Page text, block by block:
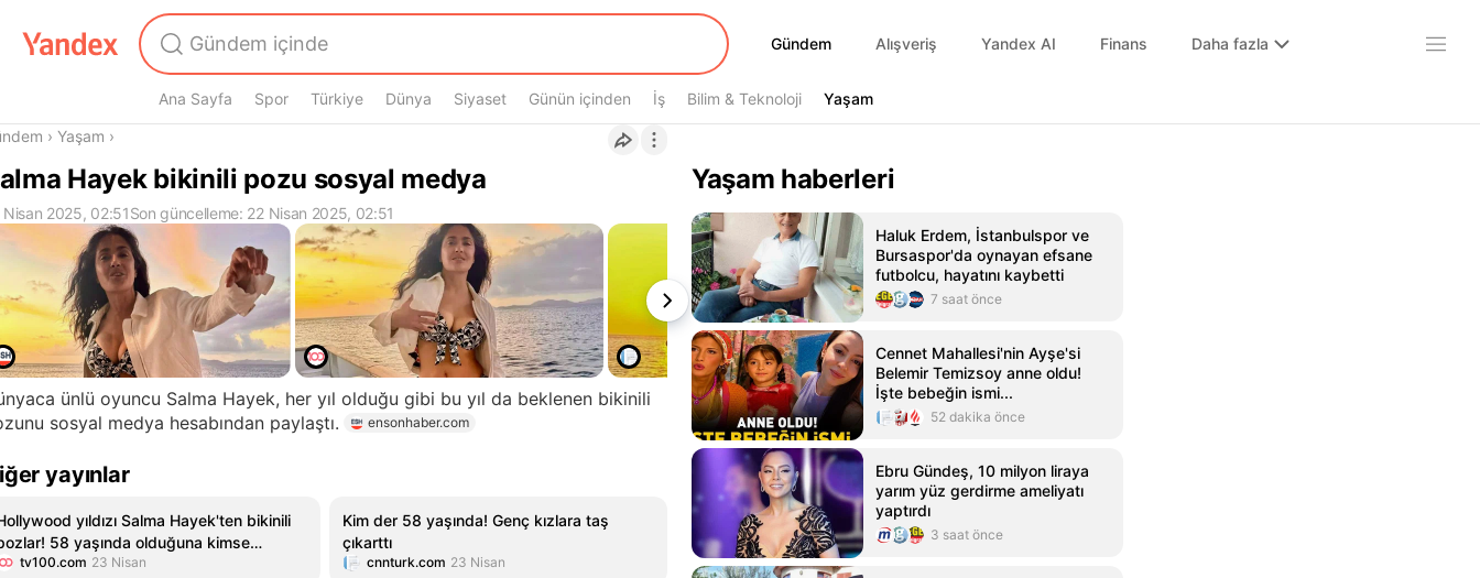
Gündem
Gündem Alışveriş Yandex AI Finans Daha fazla
Ana Sayfa Spor Türkiye Dünya Siyaset Günün içinden İş Bilim & Teknoloji Yaşam
Yaşam
› Yaşam ›
Hayek bikinili pozu sosyal medya
Nisan 2025, 02:51Son güncelleme: 22 Nisan 2025, 02:51
ünlü oyuncu Salma Hayek, her yıl olduğu gibi bu yıl da beklenen bikinili
sosyal medya hesabından paylaştı.
ensonhaber.com
yayınlar
yıldızı Salma Hayek'ten bikinili
58 yaşında olduğuna kimse
tv100.com 23 Nisan
Kim der 58 yaşında! Genç kızlara taş
çıkarttı
cnnturk.com 23 Nisan
Yaşam haberleri
Haluk Erdem, İstanbulspor ve
Bursaspor'da oynayan efsane
futbolcu, hayatını kaybetti
7 saat önce
Cennet Mahallesi'nin Ayşe'si
Belemir Temizsoy anne oldu!
İşte bebeğin ismi...
52 dakika önce
Ebru Gündeş, 10 milyon liraya
yarım yüz gerdirme ameliyatı
yaptırdı
3 saat önce